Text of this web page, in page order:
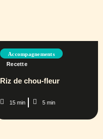
Accompagnements
Recette
Riz de chou-fleur
15 min 5 min